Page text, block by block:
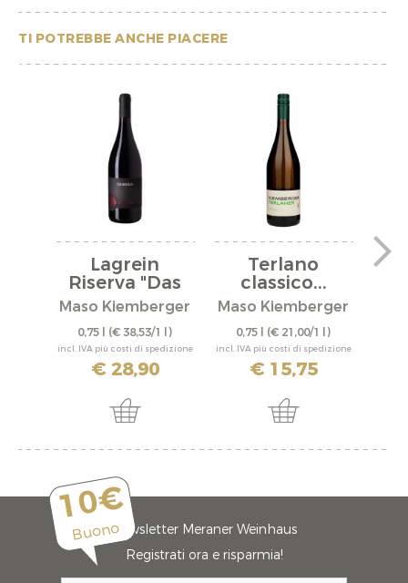
TI POTREBBE ANCHE PIACERE
Lagrein
Riserva "Das
rote...
Maso Kiemberger
0,75 l (€ 38,53/1 l)
incl. IVA più costi di spedizione
€ 28,90
Terlano
classico...
Maso Kiemberger
0,75 l (€ 21,00/1 l)
incl. IVA più costi di spedizione
€ 15,75
10€
BuonoNewsletter Meraner Weinhaus
Registrati ora e risparmia!